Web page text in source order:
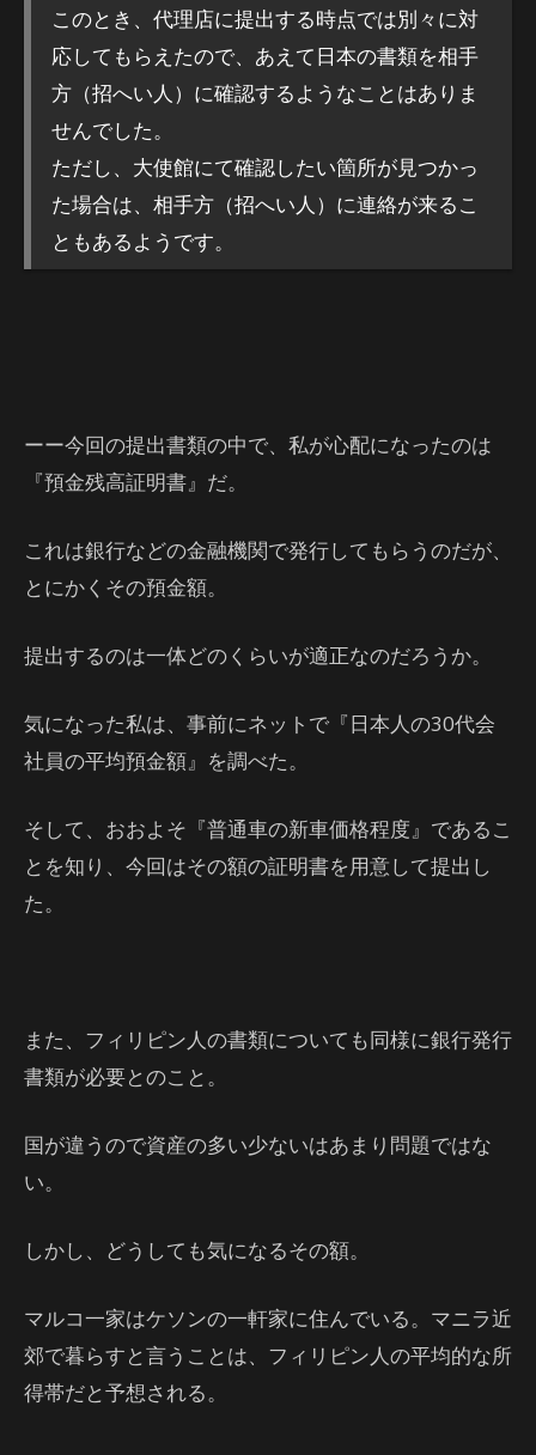
このとき、代理店に提出する時点では別々に対
応してもらえたので、あえて日本の書類を相手
方（招へい人）に確認するようなことはありま
せんでした。
ただし、大使館にて確認したい箇所が見つかっ
た場合は、相手方（招へい人）に連絡が来るこ
ともあるようです。
ーー今回の提出書類の中で、私が心配になったのは
『預金残高証明書』だ。
これは銀行などの金融機関で発行してもらうのだが、
とにかくその預金額。
提出するのは一体どのくらいが適正なのだろうか。
気になった私は、事前にネットで『日本人の30代会
社員の平均預金額』を調べた。
そして、おおよそ『普通車の新車価格程度』であるこ
とを知り、今回はその額の証明書を用意して提出し
た。
また、フィリピン人の書類についても同様に銀行発行
書類が必要とのこと。
国が違うので資産の多い少ないはあまり問題ではな
い。
しかし、どうしても気になるその額。
マルコ一家はケソンの一軒家に住んでいる。マニラ近
郊で暮らすと言うことは、フィリピン人の平均的な所
得帯だと予想される。